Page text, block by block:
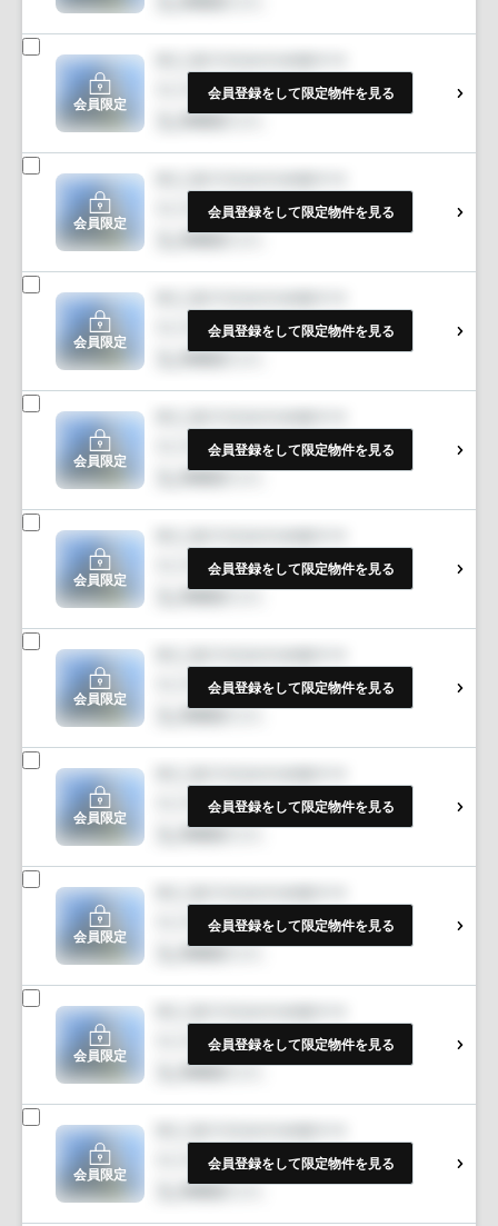
会員限定
会員登録をして限定物件を見る
会員限定
会員登録をして限定物件を見る
会員限定
会員登録をして限定物件を見る
会員限定
会員登録をして限定物件を見る
会員限定
会員登録をして限定物件を見る
会員限定
会員登録をして限定物件を見る
会員限定
会員登録をして限定物件を見る
会員限定
会員登録をして限定物件を見る
会員限定
会員登録をして限定物件を見る
会員限定
会員登録をして限定物件を見る